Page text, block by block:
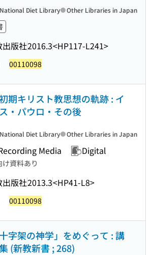
出版社2016.3<HP117-L241>
National Diet Library Other Libraries in Japan
00110098
期キリスト教思想の軌跡 : イ
・パウロ・その後
Media Digital
け資料あり
出版社2013.3<HP41-L8>
National Diet Library Other Libraries in Japan
00110098
十字架の神学」をめぐって : 講
(新教新書 ; 268)